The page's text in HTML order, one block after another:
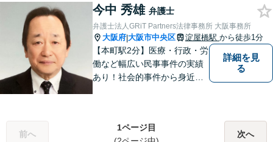
故事件を解決してきた豊富な
実績】保険会社との交渉はす
べて対応します。【休日・夜
間相談可】
今中 秀雄 弁護士
弁護士法人GRiT Partners法律事務所 大阪事務所
大阪府|大阪市中央区 淀屋橋駅 から徒歩1分
【本町駅2分】医療・行政・労
働など幅広い民事事件の実績
あり！社会的事件から身近な
う、全力でサポートいたしま
詳細を見
る
前へ
1ページ目
次へ